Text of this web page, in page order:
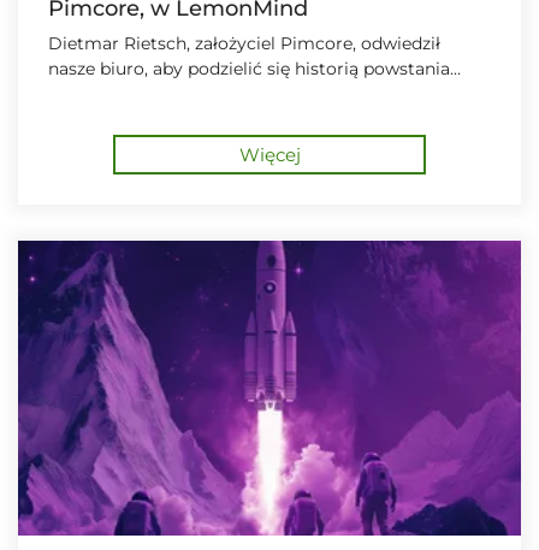
Pimcore, w LemonMind
Dietmar Rietsch, założyciel Pimcore, odwiedził
nasze biuro, aby podzielić się historią powstania
Więcej